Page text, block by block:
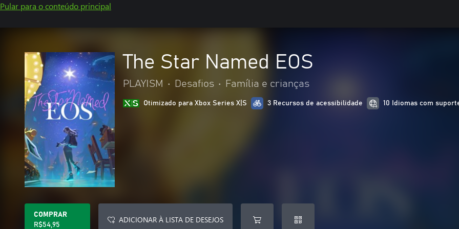
Pular para o conteúdo principal
The Star Named EOS
PLAYISM • Desafios • Família e crianças
Otimizado para Xbox Series X|S 3 Recursos de acessibilidade 10 Idiomas com
COMPRAR
R$54,95
ADICIONAR À LISTA DE DESEJOS